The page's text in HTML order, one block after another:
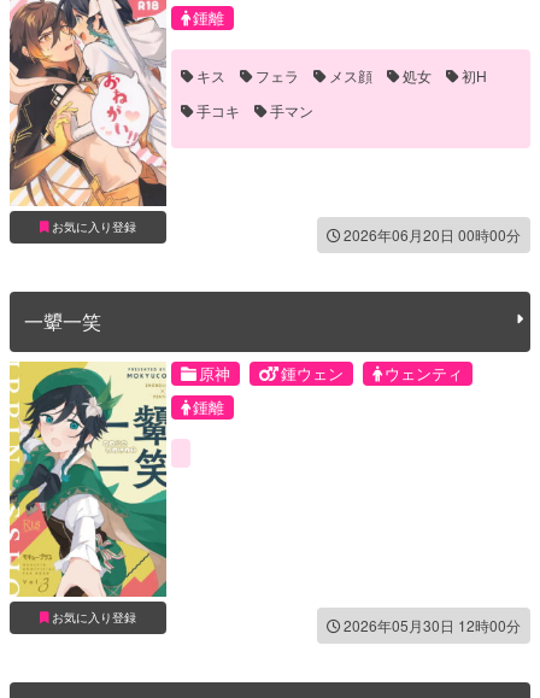
お気に入り登録
鍾離
キス フェラ メス顔 処女
初H
手コキ
手マン
2026年06月20日 00時00分
一顰一笑
お気に入り登録
原神 鍾ウェン
ウェンティ
鍾離
2026年05月30日 12時00分